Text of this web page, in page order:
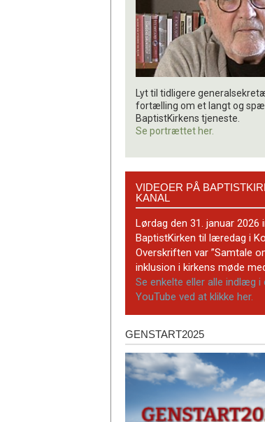
Lyt til tidligere
fortælling om et langt og
BaptistKirkens tjeneste.
Se portrættet her.
BaptistKirkens
YouTube-
kanal
VIDEOER PÅ
KANAL
Lørdag den 31. januar 2026
BaptistKirken til læredag i
Overskriften var ”Samtale
inklusion i kirkens møde
Se enkelte eller alle indlæg i
YouTube ved at klikke her.
Genstart2025
GENSTART2025